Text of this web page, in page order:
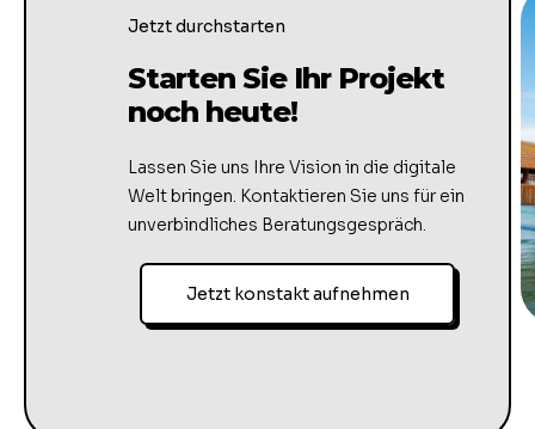
Jetzt durchstarten
Starten Sie Ihr Projekt
noch heute!
Lassen Sie uns Ihre Vision in die digitale
Welt bringen. Kontaktieren Sie uns für ein
unverbindliches Beratungsgespräch.
Jetzt konstakt aufnehmen